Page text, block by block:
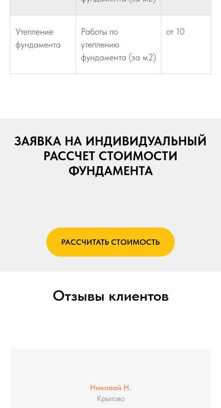
Утепление
фундамента
Работы по
утеплению
фундамента (за м2)
от 10
ЗАЯВКА НА ИНДИВИДУАЛЬНЫЙ
РАССЧЕТ СТОИМОСТИ
ФУНДАМЕНТА
РАССЧИТАТЬ СТОИМОСТЬ
Отзывы клиентов
Николай Н.
Крылово